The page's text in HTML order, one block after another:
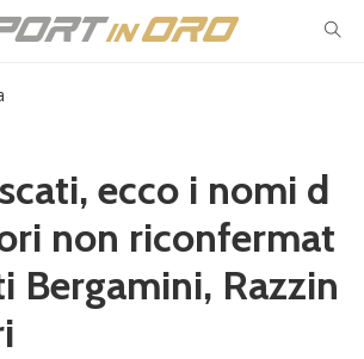
ecco i nomi d
non riconfermat
Bergamini, Razzin